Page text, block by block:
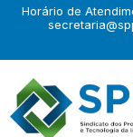
Horário de